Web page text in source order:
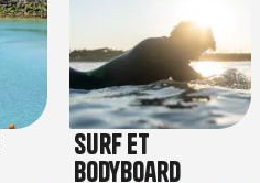
Surf et
Bodyboard